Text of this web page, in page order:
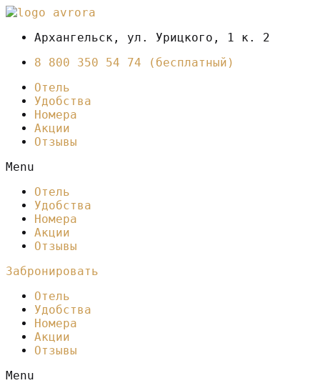
Архангельск, ул. Урицкого, 1 к. 2
8 800 350 54 74 (бесплатный)
Отель
Удобства
Номера
Акции
Отзывы
Menu
Отель
Удобства
Номера
Акции
Отзывы
Забронировать
Отель
Удобства
Номера
Акции
Отзывы
Menu